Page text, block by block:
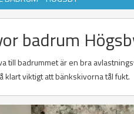
badrum
till badrummet är en bra
klart viktigt att bänkskivorna tål fukt.